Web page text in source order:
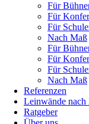
Für
Für
Für
Nach Maß
Für
Für
Für
Nach Maß
Referenzen
Leinwände nach
Ratgeber